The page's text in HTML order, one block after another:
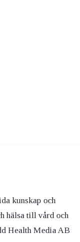
kunskap och
hälsa till vård och
Health Media AB